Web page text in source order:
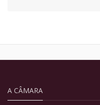
A CÂMARA